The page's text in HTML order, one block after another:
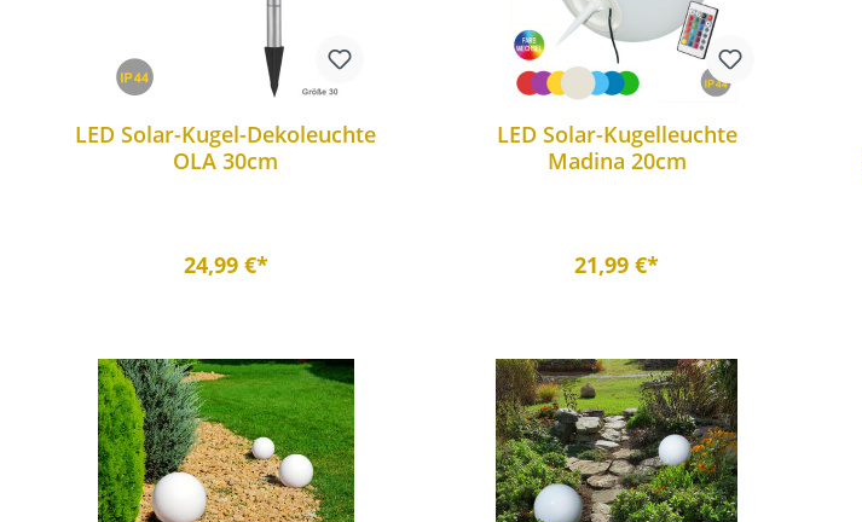
LED Solar-Kugel-Dekoleuchte
OLA 30cm
24,99 €*
LED Solar-Kugelleuchte
Madina 20cm
21,99 €*